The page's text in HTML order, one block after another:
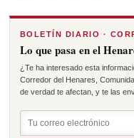
BOLETÍN DIARIO ·
Lo que pasa en el
¿Te ha interesado esta
Corredor del Henares,
de verdad te afectan, y te las